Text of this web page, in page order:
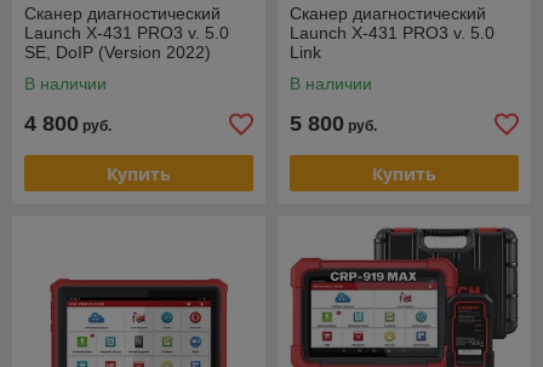
Сканер диагностический
Launch X-431 PRO3 v. 5.0
SE, DoIP (Version 2022)
В наличии
4 800 руб.
Купить
Сканер диагностический
Launch X-431 PRO3 v. 5.0
Link
В наличии
5 800 руб.
Купить